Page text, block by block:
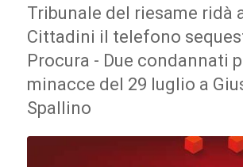
Tribunale del riesame ridà
Cittadini il telefono
Procura - Due condannati
minacce del 29 luglio a
Spallino